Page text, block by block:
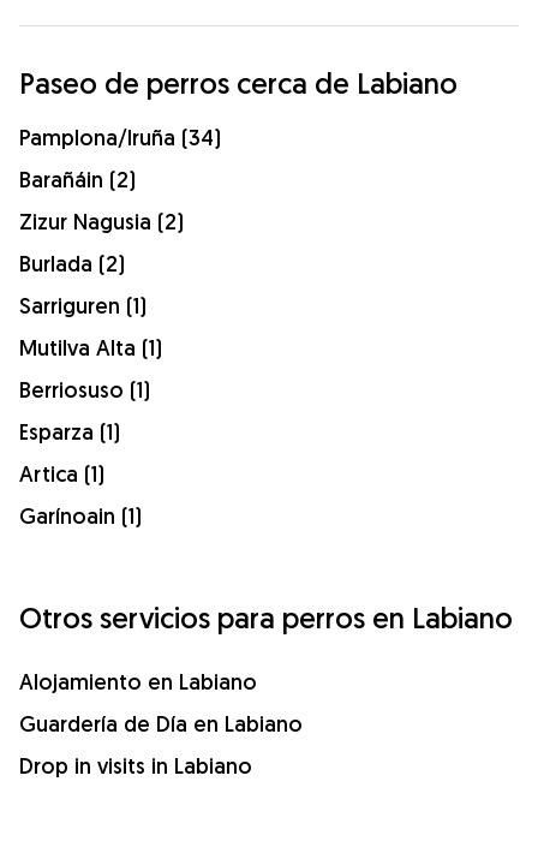
Paseo de perros cerca de Labiano
Pamplona/Iruña (34)
Barañáin (2)
Zizur Nagusia (2)
Burlada (2)
Sarriguren (1)
Mutilva Alta (1)
Berriosuso (1)
Esparza (1)
Artica (1)
Garínoain (1)
Otros servicios para perros en Labiano
Alojamiento en Labiano
Guardería de Día en Labiano
Drop in visits in Labiano